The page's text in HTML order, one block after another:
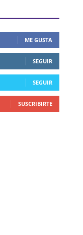
ME GUSTA
SEGUIR
SEGUIR
SUSCRIBIRTE